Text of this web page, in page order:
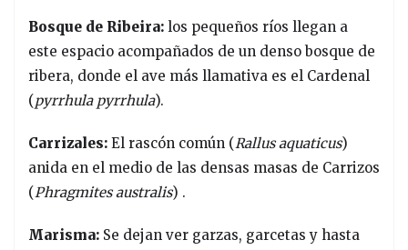
Bosque de Ribeira: los pequeños ríos llegan a
este espacio acompañados de un denso bosque de
ribera, donde el ave más llamativa es el Cardenal
(pyrrhula pyrrhula).
Carrizales: El rascón común (Rallus aquaticus)
anida en el medio de las densas masas de Carrizos
(Phragmites australis) .
Marisma: Se dejan ver garzas, garcetas y hasta